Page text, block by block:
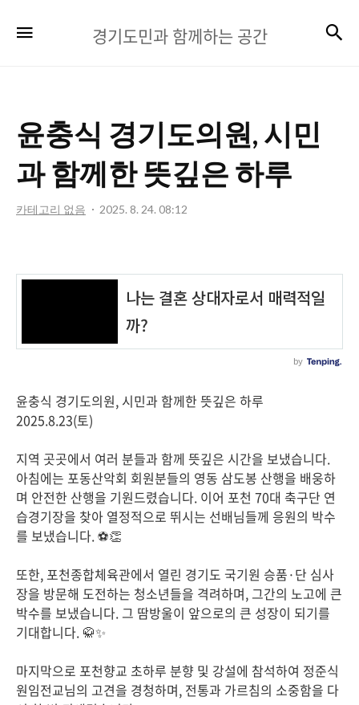
기
과
함
께
하
공
간
경기도민과 함께하는 공간
윤충식 경기도의원, 시민
과 함께한 뜻깊은 하루
카테고리 없음 2025. 8. 24. 08:12
윤충식 경기도의원, 시민과 함께한 뜻깊은 하루
2025.8.23(토)
지역 곳곳에서 여러 분들과 함께 뜻깊은 시간을 보냈습니다.
아침에는 포동산악회 회원분들의 영동 삼도봉 산행을 배웅하
며 안전한 산행을 기원드렸습니다. 이어 포천 70대 축구단 연
습경기장을 찾아 열정적으로 뛰시는 선배님들께 응원의 박수
를 보냈습니다. ⚽👏
또한, 포천종합체육관에서 열린 경기도 국기원 승품·단 심사
장을 방문해 도전하는 청소년들을 격려하며, 그간의 노고에 큰
박수를 보냈습니다. 그 땀방울이 앞으로의 큰 성장이 되기를
기대합니다. 🥋✨
마지막으로 포천향교 초하루 분향 및 강설에 참석하여 정준식
원임전교님의 고견을 경청하며, 전통과 가르침의 소중함을 다